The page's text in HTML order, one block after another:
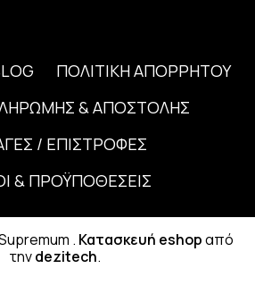
ΠΟΛΙΤΙΚΗ ΑΠΟΡΡΗΤΟΥ
& ΑΠΟΣΤΟΛΗΣ
/ ΕΠΙΣΤΡΟΦΕΣ
& ΠΡΟΫΠΟΘΕΣΕΙΣ
. Κατασκευή eshopαπό
τηνdezitech.